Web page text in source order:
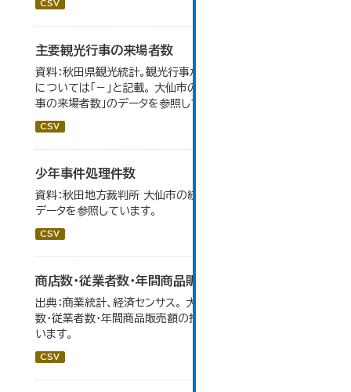
CSV
主要観光行事の来場者数
資料：秋田県観光統計。観光行事が開催されなかったもの
については「－」と記載。 大仙市の統計「15-1 主要観光行
事の来場者数」のデータを参照しています。
CSV
少年事件処理件数
資料：秋田地方裁判所 大仙市の統計「12-16 少年事件」の
データを参照しています。
CSV
商店数・従業者数・年間商品販売額の推移
出典：商業統計、経済センサス。 大仙市の統計「6-1 商店
数・従業者数・年間商品販売額の推移」のデータを参照して
います。
CSV